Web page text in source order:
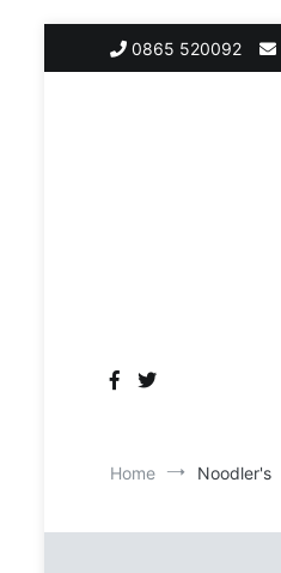
0865 520092
Home Noodler's